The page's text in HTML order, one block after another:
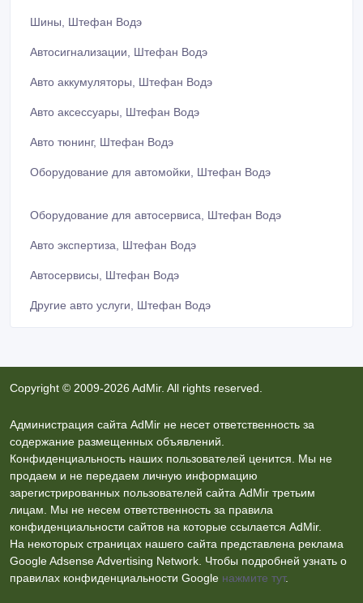
Шины, Штефан Водэ
Автосигнализации, Штефан Водэ
Авто аккумуляторы, Штефан Водэ
Авто аксессуары, Штефан Водэ
Авто тюнинг, Штефан Водэ
Оборудование для автомойки, Штефан Водэ
Оборудование для автосервиса, Штефан Водэ
Авто экспертиза, Штефан Водэ
Автосервисы, Штефан Водэ
Другие авто услуги, Штефан Водэ
Copyright © 2009-2026 AdMir. All rights reserved.
Администрация сайта AdMir не несет ответственность за
содержание размещенных объявлений.
Конфиденциальность наших пользователей ценится. Мы не
продаем и не передаем личную информацию
зарегистрированных пользователей сайта AdMir третьим
лицам. Мы не несем ответственность за правила
конфиденциальности сайтов на которые ссылается AdMir.
На некоторых страницах нашего сайта представлена реклама
Google Adsense Advertising Network. Чтобы подробней узнать о
правилах конфиденциальности Google нажмите тут.